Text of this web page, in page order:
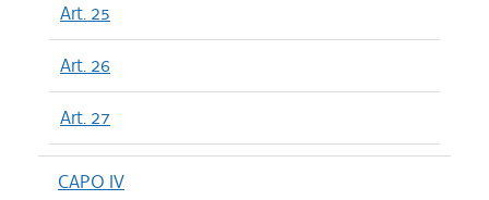
Art. 25
Art. 26
Art. 27
CAPO IV